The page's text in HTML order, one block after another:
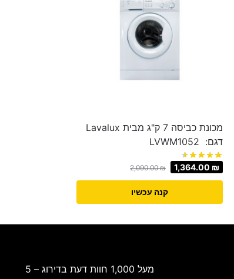
מכונת כביסה 7 ק"ג מבית Lavalux
דגם: LVWM1052
2,090.00₪ 1,364.00 ₪
קנה עכשיו
מעל 1,000 חוות דעת בדירוג – 5